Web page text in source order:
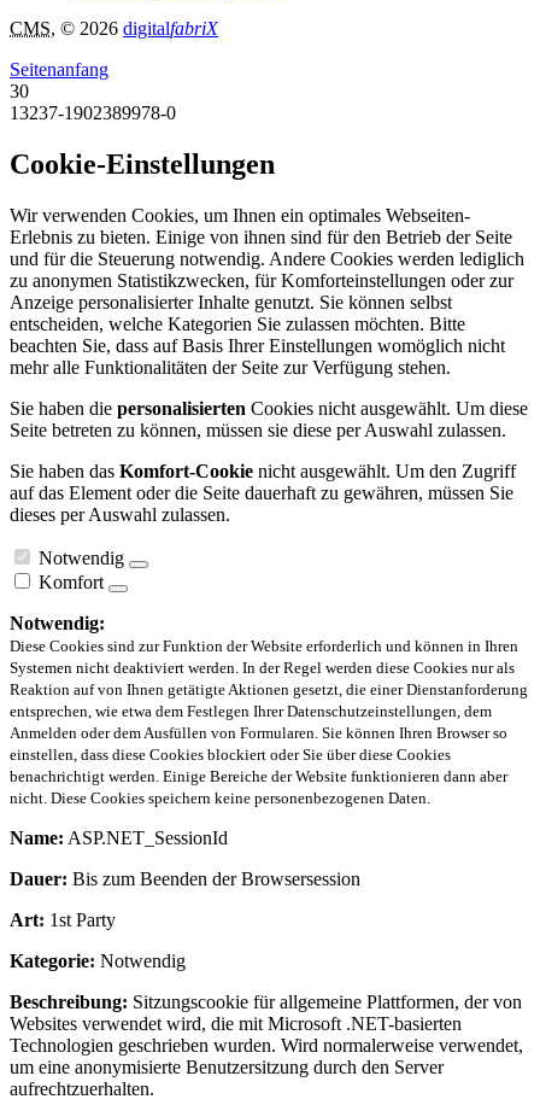
CMS, © 2026 digitalfabriX
Seitenanfang
30
13237-1902389978-0
Cookie-Einstellungen
Wir verwenden Cookies, um Ihnen ein optimales Webseiten-
Erlebnis zu bieten. Einige von ihnen sind für den Betrieb der Seite
und für die Steuerung notwendig. Andere Cookies werden lediglich
zu anonymen Statistikzwecken, für Komforteinstellungen oder zur
Anzeige personalisierter Inhalte genutzt. Sie können selbst
entscheiden, welche Kategorien Sie zulassen möchten. Bitte
beachten Sie, dass auf Basis Ihrer Einstellungen womöglich nicht
mehr alle Funktionalitäten der Seite zur Verfügung stehen.
Sie haben die personalisierten Cookies nicht ausgewählt. Um diese
Seite betreten zu können, müssen sie diese per Auswahl zulassen.
Sie haben das Komfort-Cookie nicht ausgewählt. Um den Zugriff
auf das Element oder die Seite dauerhaft zu gewähren, müssen Sie
dieses per Auswahl zulassen.
Notwendig
Komfort
Notwendig:
Diese Cookies sind zur Funktion der Website erforderlich und können in Ihren
Systemen nicht deaktiviert werden. In der Regel werden diese Cookies nur als
Reaktion auf von Ihnen getätigte Aktionen gesetzt, die einer Dienstanforderung
entsprechen, wie etwa dem Festlegen Ihrer Datenschutzeinstellungen, dem
Anmelden oder dem Ausfüllen von Formularen. Sie können Ihren Browser so
einstellen, dass diese Cookies blockiert oder Sie über diese Cookies
benachrichtigt werden. Einige Bereiche der Website funktionieren dann aber
nicht. Diese Cookies speichern keine personenbezogenen Daten.
Name: ASP.NET_SessionId
Dauer: Bis zum Beenden der Browsersession
Art: 1st Party
Kategorie: Notwendig
Beschreibung: Sitzungscookie für allgemeine Plattformen, der von
Websites verwendet wird, die mit Microsoft .NET-basierten
Technologien geschrieben wurden. Wird normalerweise verwendet,
um eine anonymisierte Benutzersitzung durch den Server
aufrechtzuerhalten.